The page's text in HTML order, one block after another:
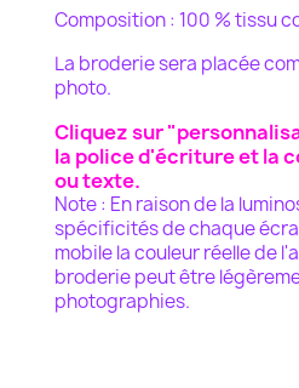
Composition : 100 % tissu
La broderie sera placée
photo.
Cliquez sur
la police d'écriture et la
ou texte.
Note : En raison de la
spécificités de chaque
mobile la couleurréelle de
broderie peut être
photographies.